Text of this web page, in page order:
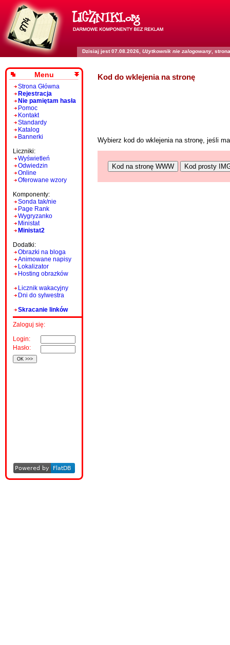
Dzisiaj jest 07.08.2026, Użytkownik nie zalogowany ,
Menu
Strona Główna
Rejestracja
Nie pamiętam hasła
Pomoc
Kontakt
Standardy
Katalog
Bannerki
Liczniki:
Wyświetleń
Odwiedzin
Online
Oferowane wzory
Komponenty:
Sonda tak/nie
Page Rank
Wygryzanko
Ministat
Ministat2
Dodatki:
Obrazki na bloga
Animowane napisy
Lokalizator
Hosting obrazków
Licznik wakacyjny
Dni do sylwestra
Skracanie linków
Zaloguj się:
Login:
Hasło:
Kod do wklejenia na stronę
Wybierz kod do wklejenia na stronę, jeśli
Kod na stronę WWW Kod prosty